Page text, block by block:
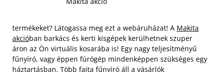
termékeket? Látogassa meg ezt a webáruházat! A Makita
akcióban barkács és kerti kisgépek kerülhetnek szuper
áron az Ön virtuális kosarába is! Egy nagy teljesítményű
fűnyíró, vagy éppen fúrógép mindenképpen szükséges egy
háztartásban. Több fajta fűnyíró áll a vásárlók